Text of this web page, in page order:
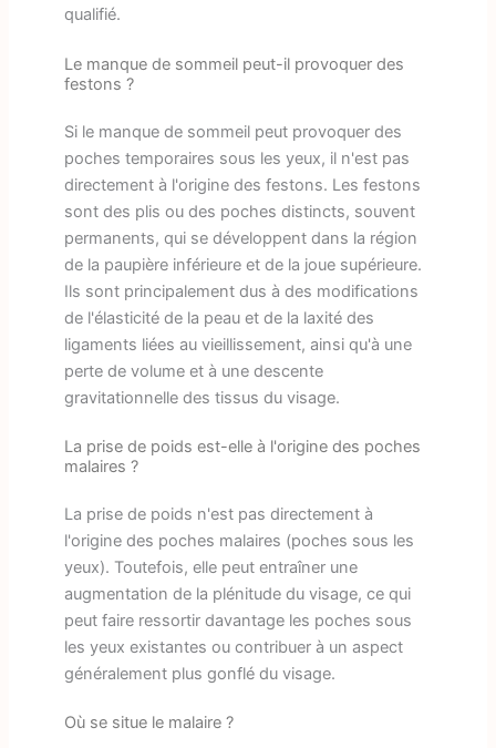
qualifié.
Le manque de sommeil peut-il provoquer des
festons ?
Si le manque de sommeil peut provoquer des
poches temporaires sous les yeux, il n'est pas
directement à l'origine des festons. Les festons
sont des plis ou des poches distincts, souvent
permanents, qui se développent dans la région
de la paupière inférieure et de la joue supérieure.
Ils sont principalement dus à des modifications
de l'élasticité de la peau et de la laxité des
ligaments liées au vieillissement, ainsi qu'à une
perte de volume et à une descente
gravitationnelle des tissus du visage.
La prise de poids est-elle à l'origine des poches
malaires ?
La prise de poids n'est pas directement à
l'origine des poches malaires (poches sous les
yeux). Toutefois, elle peut entraîner une
augmentation de la plénitude du visage, ce qui
peut faire ressortir davantage les poches sous
les yeux existantes ou contribuer à un aspect
généralement plus gonflé du visage.
Où se situe le malaire ?